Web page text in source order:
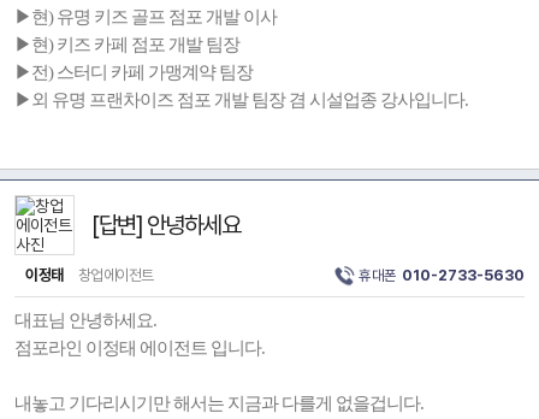
▶현) 유명 키즈 골프 점포 개발 이사
▶현) 키즈 카페 점포 개발 팀장
▶전) 스터디 카페 가맹계약 팀장
▶외 유명 프랜차이즈 점포 개발 팀장 겸 시설업종 강사입니다.
[답변] 안녕하세요
이정태 창업에이전트 휴대폰 010-2733-5630
대표님 안녕하세요.
점포라인 이정태 에이전트 입니다.
내놓고 기다리시기만 해서는 지금과 다를게 없을겁니다.